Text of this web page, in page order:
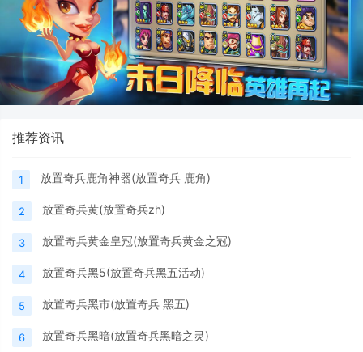
推荐资讯
1 放置奇兵鹿角神器(放置奇兵 鹿角)
2 放置奇兵黄(放置奇兵zh)
3 放置奇兵黄金皇冠(放置奇兵黄金之冠)
4 放置奇兵黑5(放置奇兵黑五活动)
5 放置奇兵黑市(放置奇兵 黑五)
6 放置奇兵黑暗(放置奇兵黑暗之灵)